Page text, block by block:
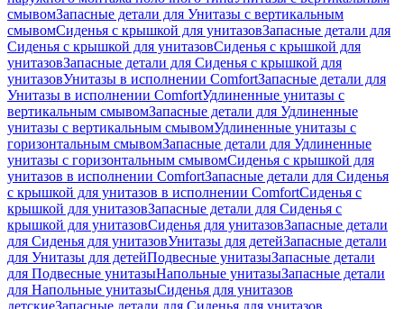
смывомЗапасные детали для Унитазы с вертикальным
смывомСиденья с крышкой для унитазовЗапасные детали для
Сиденья с крышкой для унитазовСиденья с крышкой для
унитазовЗапасные детали для Сиденья с крышкой для
унитазовУнитазы в исполнении ComfortЗапасные детали для
Унитазы в исполнении ComfortУдлиненные унитазы с
вертикальным смывомЗапасные детали для Удлиненные
унитазы с вертикальным смывомУдлиненные унитазы с
горизонтальным смывомЗапасные детали для Удлиненные
унитазы с горизонтальным смывомСиденья с крышкой для
унитазов в исполнении ComfortЗапасные детали для Сиденья
с крышкой для унитазов в исполнении ComfortСиденья с
крышкой для унитазовЗапасные детали для Сиденья с
крышкой для унитазовСиденья для унитазовЗапасные детали
для Сиденья для унитазовУнитазы для детейЗапасные детали
для Унитазы для детейПодвесные унитазыЗапасные детали
для Подвесные унитазыНапольные унитазыЗапасные детали
для Напольные унитазыСиденья для унитазов
детскиеЗапасные детали для Сиденья для унитазов